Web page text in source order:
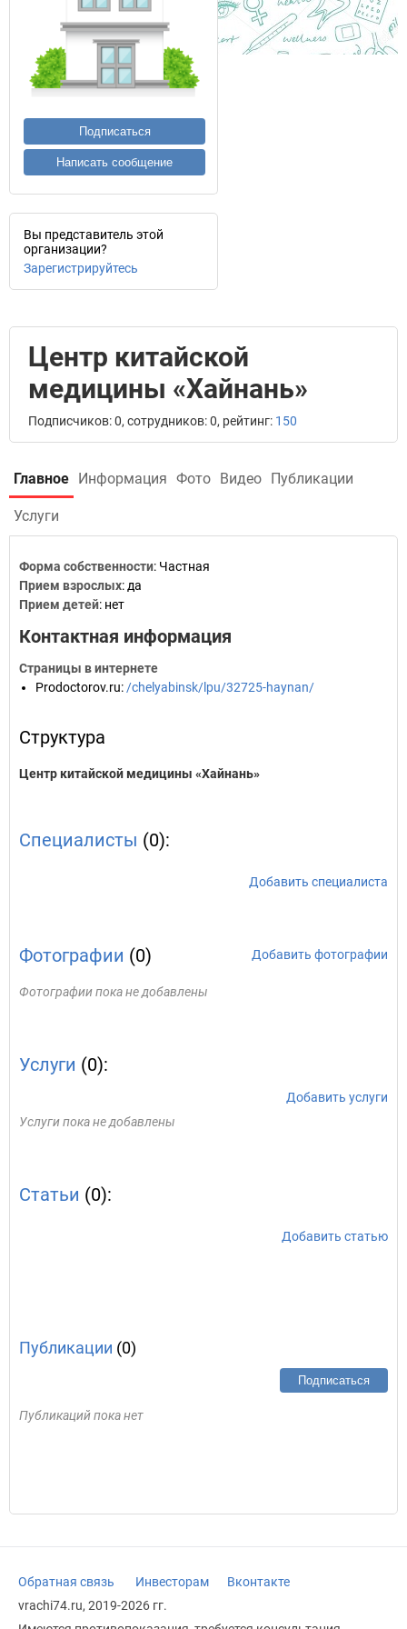
Подписаться
Написать сообщение
Вы представитель этой
организации?
Зарегистрируйтесь
Центр китайской
медицины «Хайнань»
Подписчиков: 0, сотрудников: 0, рейтинг: 150
Главное Информация Фото Видео Публикации
Услуги
Форма собственности: Частная
Прием взрослых: да
Прием детей: нет
Контактная информация
Страницы в интернете
Prodoctorov.ru: /chelyabinsk/lpu/32725-haynan/
Структура
Центр китайской медицины «Хайнань»
Специалисты (0):
Добавить специалиста
Фотографии (0) Добавить фотографии
Фотографии пока не добавлены
Услуги (0):
Добавить услуги
Услуги пока не добавлены
Статьи (0):
Добавить статью
Публикации (0)
Подписаться
Публикаций пока нет
Обратная связь Инвесторам
Вконтакте
vrachi74.ru, 2019-2026 гг.